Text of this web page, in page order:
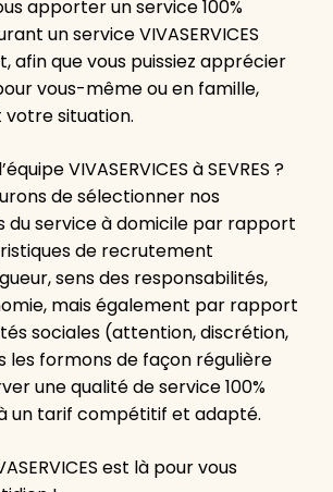
apporter un service 100%
un service VIVASERVICES
afin que vous puissiez apprécier
vous-même ou en famille,
votre situation.
VIVASERVICES à SEVRES ?
de sélectionner nos
du service à domicile par rapport
de recrutement
sens des responsabilités,
mais également par rapport
sociales (attention, discrétion,
les formons de façon régulière
une qualité de service 100%
un tarif compétitif et adapté.
est là pour vous